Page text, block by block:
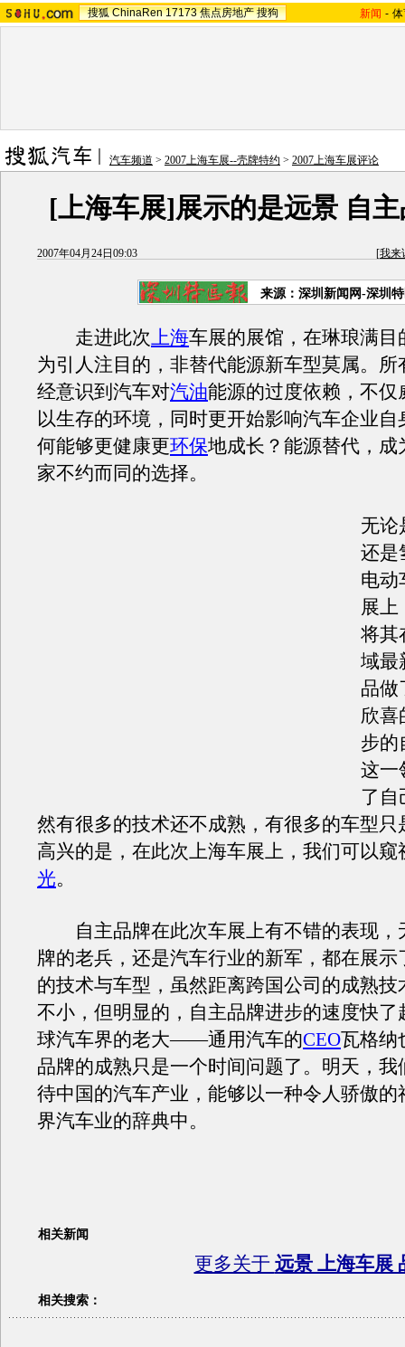
搜狐 ChinaRen 17173 焦点房地产 搜狗 新闻 -
汽车频道 > 2007上海车展--壳牌特约 > 2007上海车展评论
[上海车展]展示的是远景 自
2007年04月24日09:03 [我来
来源：深圳新闻网-深圳
走进此次上海车展的展馆，在琳琅满目
为引人注目的，非替代能源新车型莫属。所
经意识到汽车对汽油能源的过度依赖，不仅
以生存的环境，同时更开始影响汽车企业自
何能够更健康更环保地成长？能源替代，成
家不约而同的选择。
无论
还是
电动
展上
将其
域最
品做
欣喜
步的
这一
了自
然有很多的技术还不成熟，有很多的车型只
高兴的是，在此次上海车展上，我们可以窥
光。
自主品牌在此次车展上有不错的表现，
牌的老兵，还是汽车行业的新军，都在展示
的技术与车型，虽然距离跨国公司的成熟技
不小，但明显的，自主品牌进步的速度快了
球汽车界的老大——通用汽车的CEO瓦格纳
品牌的成熟只是一个时间问题了。明天，我
待中国的汽车产业，能够以一种令人骄傲的
界汽车业的辞典中。
相关新闻
更多关于 远景 上海车展
相关搜索：